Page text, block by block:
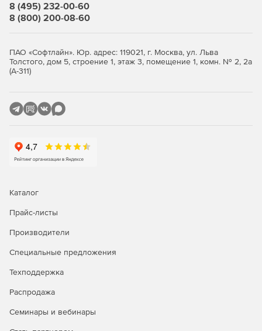
можно применять в один клик мышью. Для шаблонов
позволяется импортировать изображения, а также
Одновременная работа нескольких сотрудников над
и уменьшает риски появления ошибок благодаря
Обмен диаграммами через web-браузер. Благодаря
корпоративном сервере или в облаке Office 365 – они
просмотра через браузер. Пользователи могут
добавлять к таким диаграммам комментарии, видеть
использовать для навигации сенсорный экран.
Обратная связь. Пользователи могут добавлять
8 (495) 232-00-60
8 (800) 200-08-60
ПАО «Софтлайн». Юр. адрес: 119021, г. Москва, ул. Льва
Толстого, дом 5, строение 1, этаж 3, помещение 1, комн. № 2, 2а
(А-311)
Каталог
Прайс-листы
Производители
Специальные предложения
Техподдержка
Распродажа
Семинары и вебинары